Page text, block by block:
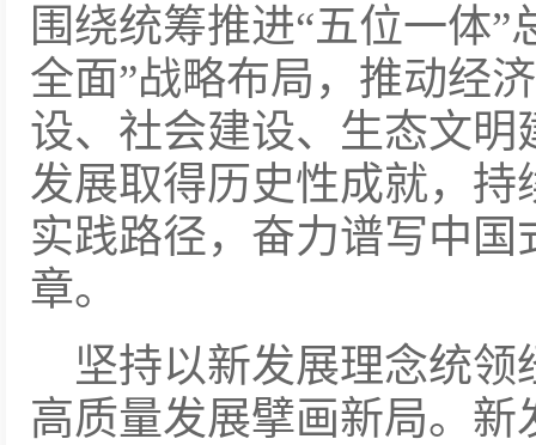
围绕统筹推进“五位一体
全面”战略布局，推动经
设、社会建设、生态文
发展取得历史性成就，
实践路径，奋力谱写中
章。
坚持以新发展理念统
高质量发展擘画新局。